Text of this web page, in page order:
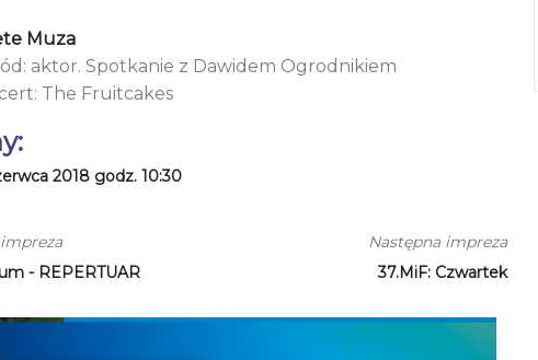
Muza
aktor. Spotkanie z Dawidem Ogrodnikiem
The Fruitcakes
2018 godz. 10:30
- REPERTUAR
Następna impreza
37.MiF: Czwartek